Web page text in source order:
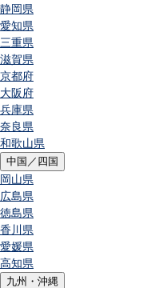
静岡県
愛知県
三重県
滋賀県
京都府
大阪府
兵庫県
奈良県
和歌山県
中国／四国
岡山県
広島県
徳島県
香川県
愛媛県
高知県
九州・沖縄